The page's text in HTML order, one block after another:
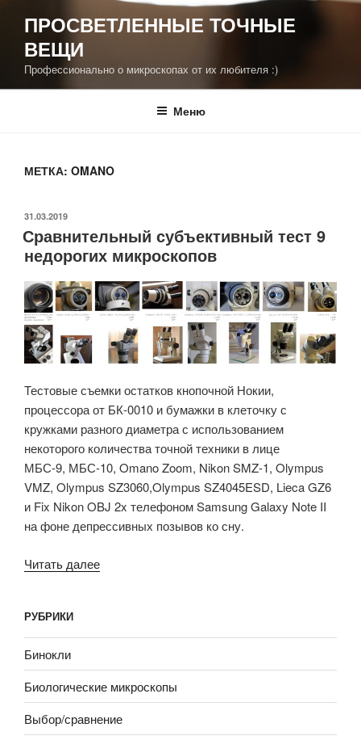
содержимому
ПРОСВЕТЛЕННЫЕ ТОЧНЫЕ
ВЕЩИ
Профессионально о микроскопах от их любителя :)
Меню
МЕТКА: OMANO
ОПУБЛИКОВАНО
31.03.2019
Сравнительный субъективный тест 9
недорогих микроскопов
Тестовые съемки остатков кнопочной Нокии,
процессора от БК-0010 и бумажки в клеточку с
кружками разного диаметра с использованием
некоторого количества точной техники в лице
МБС-9, МБС-10, Omano Zoom, Nikon SMZ-1, Olympus
VMZ, Olympus SZ3060,Olympus SZ4045ESD, Lieca GZ6
и Fix Nikon OBJ 2x телефоном Samsung Galaxy Note II
на фоне депрессивных позывов ко сну.
Читать далее«Сравнительный
недорогих
РУБРИКИ
Бинокли
Биологические микроскопы
Выбор/сравнение